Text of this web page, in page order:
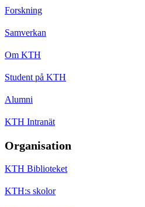
Forskning
Samverkan
Om KTH
Student på KTH
Alumni
KTH Intranät
Organisation
KTH Biblioteket
KTH:s skolor